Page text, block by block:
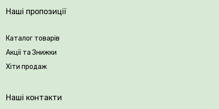
Наші пропозиції
Каталог товарів
Акції та Знижки
Хіти продаж
Наші контакти